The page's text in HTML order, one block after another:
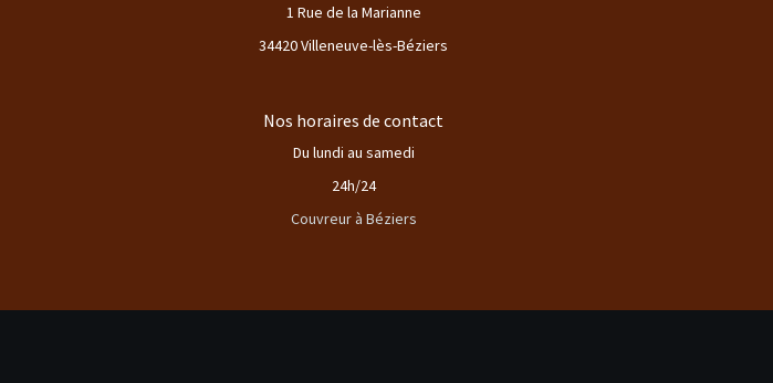
1 Rue de la Marianne
34420 Villeneuve-lès-Béziers
Nos horaires de contact
Du lundi au samedi
24h/24
Couvreur à Béziers